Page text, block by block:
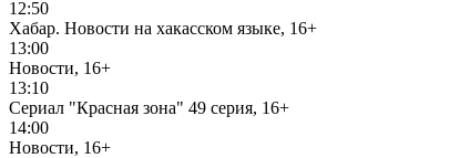
12:50
Хабар. Новости на хакасском языке, 16+
13:00
Новости, 16+
13:10
Сериал "Красная зона" 49 серия, 16+
14:00
Новости, 16+